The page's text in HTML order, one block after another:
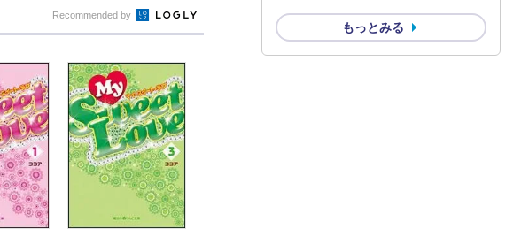
もっとみる
Recommended by